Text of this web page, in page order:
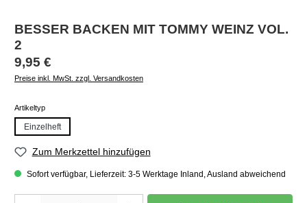
BESSER BACKEN MIT TOMMY WEINZ VOL.
2
Regulärer Preis:
9,95 €
Preise inkl. MwSt. zzgl. Versandkosten
Artikeltypauswählen
Einzelheft
Zum Merkzettel hinzufügen
Sofort verfügbar, Lieferzeit: 3-5 Werktage Inland, Ausland abweichend